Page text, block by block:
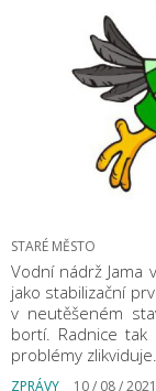
STARÉ MĚSTO
Vodní nádrž Jama
jako stabilizační
v neutěšeném
bortí. Radnice
problémy zlikviduje.
ZPRÁVY 10 / 08 / 2021